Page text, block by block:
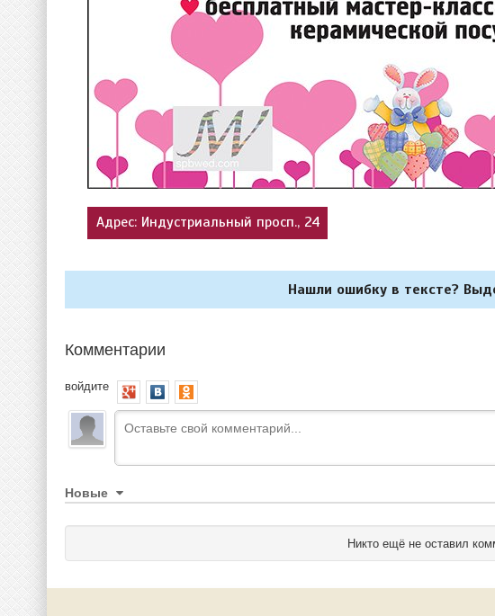
Адрес: Индустриальный просп., 24
Нашли ошибку в тексте?
Комментарии
войдите
Новые
Никто ещё не оставил